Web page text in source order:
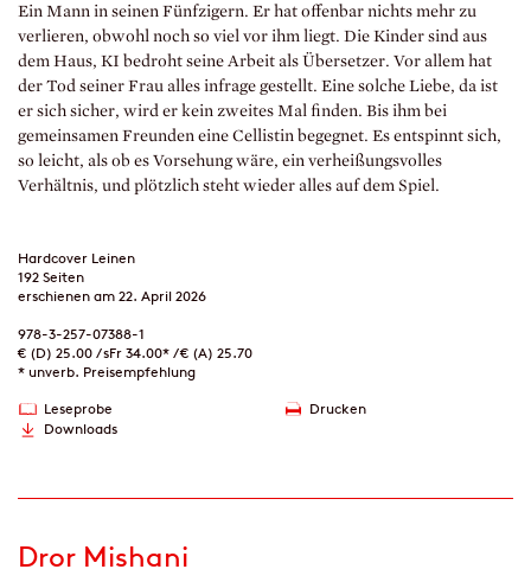
Ein Mann in seinen Fünfzigern. Er hat offenbar nichts mehr zu
verlieren, obwohl noch so viel vor ihm liegt. Die Kinder sind aus
dem Haus, KI bedroht seine Arbeit als Übersetzer. Vor allem hat
der Tod seiner Frau alles infrage gestellt. Eine solche Liebe, da ist
er sich sicher, wird er kein zweites Mal finden. Bis ihm bei
gemeinsamen Freunden eine Cellistin begegnet. Es entspinnt sich,
so leicht, als ob es Vorsehung wäre, ein verheißungsvolles
Verhältnis, und plötzlich steht wieder alles auf dem Spiel.
Hardcover Leinen
192 Seiten
erschienen am 22. April 2026
978-3-257-07388-1
€ (D) 25.00 / sFr 34.00* / € (A) 25.70
* unverb. Preisempfehlung
Leseprobe
Downloads
Drucken
Dror Mishani